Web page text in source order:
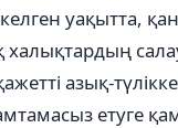
уақытта,
азық-
етуге